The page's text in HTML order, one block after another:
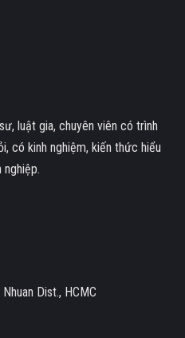
luật gia, chuyên viên có trình
có kinh nghiệm, kiến thức hiểu
Dist., HCMC